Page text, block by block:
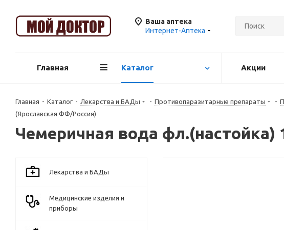
Ваша аптека
Интернет-Аптека
Главная Каталог Акции
Главная - Каталог - Лекарства и БАДы - Противопаразитарные препараты -
(Ярославская ФФ/Россия)
Чемеричная вода
Лекарства и БАДы
Медицинские изделия и
приборы